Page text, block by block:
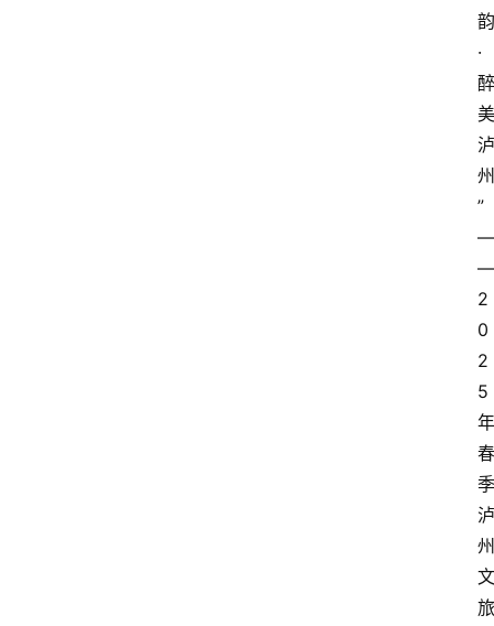
韵
·
醉
美
泸
州
”
—
—
2
0
2
5
年
春
季
泸
州
文
旅